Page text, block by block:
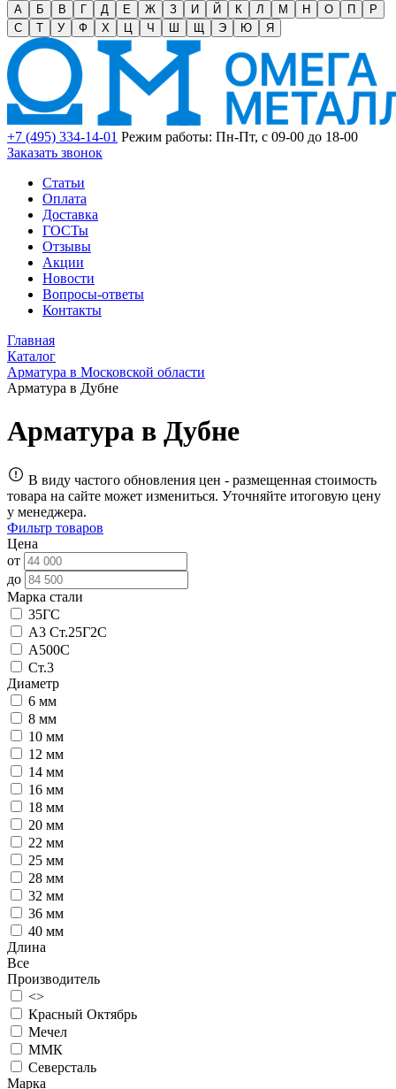
А Б В Г Д Е Ж З И Й К Л М Н О П
Р
С
Т У Ф Х Ц Ч Ш Щ Э Ю Я
+7 (495) 334-14-01 Режим работы: Пн-Пт, с 09-00 до 18-00
Заказать звонок
Статьи
Оплата
Доставка
ГОСТы
Отзывы
Акции
Новости
Вопросы-ответы
Контакты
Главная
Каталог
Арматура в Московской области
Арматура в Дубне
Арматура в Дубне
В виду частого обновления цен - размещенная стоимость
товара на сайте может измениться. Уточняйте итоговую цену
у менеджера.
Фильтр товаров
Цена
от
до
Марка стали
35ГС
А3 Ст.25Г2С
А500С
Ст.3
Диаметр
6 мм
8 мм
10 мм
12 мм
14 мм
16 мм
18 мм
20 мм
22 мм
25 мм
28 мм
32 мм
36 мм
40 мм
Длина
Все
Производитель
<>
Красный Октябрь
Мечел
ММК
Северсталь
Марка